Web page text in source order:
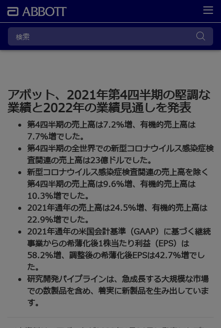
アボット、2021年第4四半期の堅調な
業績と2022年の業績見通しを発表
第4四半期の売上高は7.2%増、有機的売上高は
7.7%増でした。
第4四半期の全世界での新型コロナウイルス感染症検
査関連の売上高は23億ドルでした。
新型コロナウイルス感染症検査関連の売上高を除く
第4四半期の売上高は9.6%増、有機的売上高は
10.3%増でした。
2021年通年の売上高は24.5%増、有機的売上高は
22.9%増でした。
2021年通年の米国会計基準（GAAP）に基づく継続
事業からの希薄化後1株当たり利益（EPS）は
58.2%増、調整後の希薄化後EPSは42.7%増でし
た。
研究開発パイプラインは、急成長する大規模な市場
での数製品を含め、着実に新製品を生み出していま
す。